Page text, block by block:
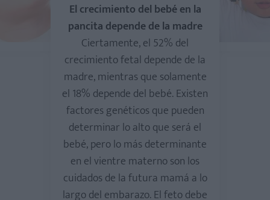
El crecimiento del bebé en la
pancita depende de la madre
Ciertamente, el 52% del
crecimiento fetal depende de la
madre, mientras que solamente
el 18% depende del bebé. Existen
factores genéticos que pueden
determinar lo alto que será el
bebé, pero lo más determinante
en el vientre materno son los
cuidados de la futura mamá a lo
largo del embarazo. El feto debe